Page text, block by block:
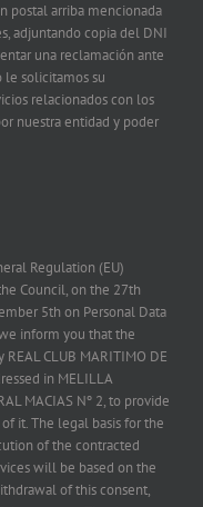
postal arriba mencionada
adjuntando copia del DNI
una reclamación ante
le solicitamos su
relacionados con los
nuestra entidad y poder
Regulation (EU)
Council, on the 27th
5th on Personal Data
inform you that the
CLUB MARITIMO DE
in MELILLA
MACIAS Nº 2, to provide
it. The legal basis for the
of the contracted
will be based on the
of this consent,